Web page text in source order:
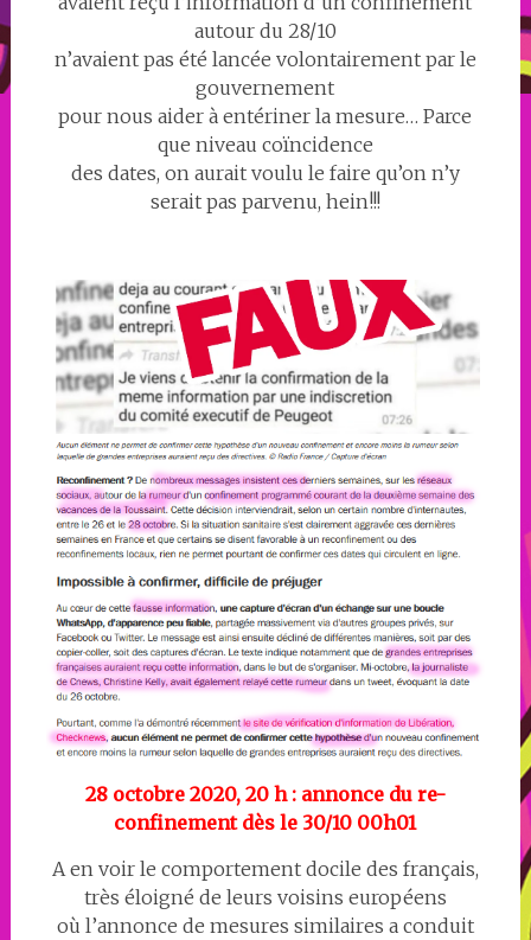
autour du 28/10
n’avaient pas été lancée volontairement par le
gouvernement
pour nous aider à entériner la mesure… Parce
que niveau coïncidence
des dates, on aurait voulu le faire qu’on n’y
serait pas parvenu, hein!!!
28 octobre 2020, 20 h : annonce du re-
confinement dès le 30/10 00h01
A en voir le comportement docile des français,
très éloigné de leurs voisins européens
où l’annonce de mesures similaires a conduit